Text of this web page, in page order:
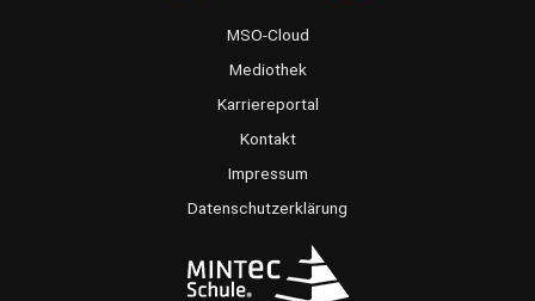
t
a
g
r
m
MSO-Cloud
Mediothek
Karriereportal
Kontakt
Impressum
Datenschutzerklärung